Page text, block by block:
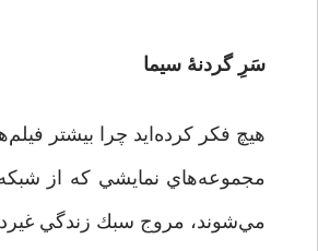
سَرِ گردنۀ سيما
هيچ فكر كرده‌ايد چرا بیشتر
مجموعه‌هاي نمايشي كه از
مي‌شوند، مروج سبك زندگي